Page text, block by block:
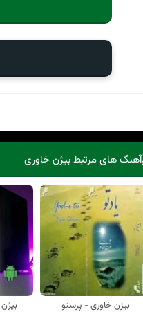
آهنگ های مرتبط بیژن خاوری
بیژن خاوری - پرستو